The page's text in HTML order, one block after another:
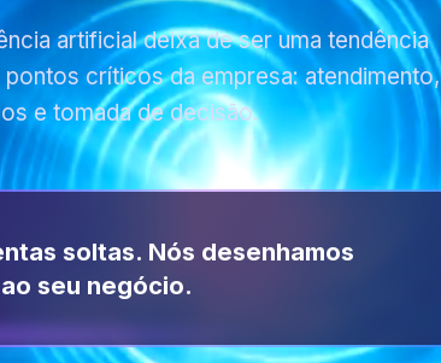
artificial deixa de ser uma tendência
críticos da empresa: atendimento,
e tomada de decisão.
soltas. Nós desenhamos
seu negócio.